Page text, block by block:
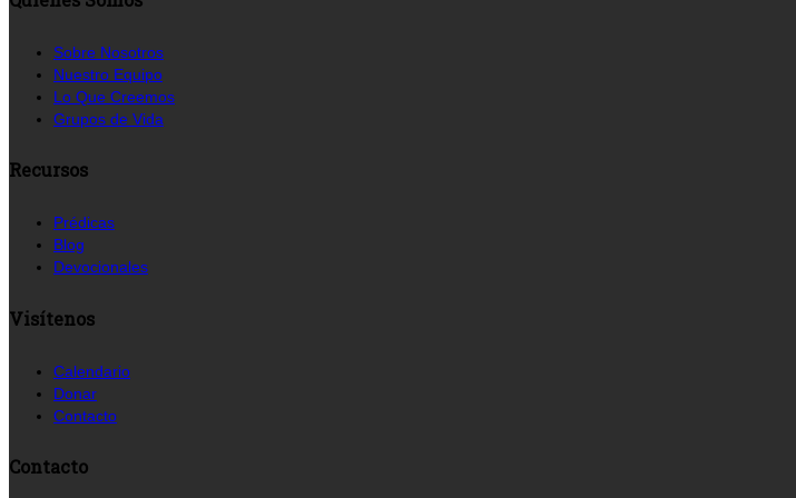
Sobre Nosotros
Nuestro Equipo
Lo Que Creemos
Grupos de Vida
Recursos
Prédicas
Blog
Devocionales
Visítenos
Calendario
Donar
Contacto
Contacto